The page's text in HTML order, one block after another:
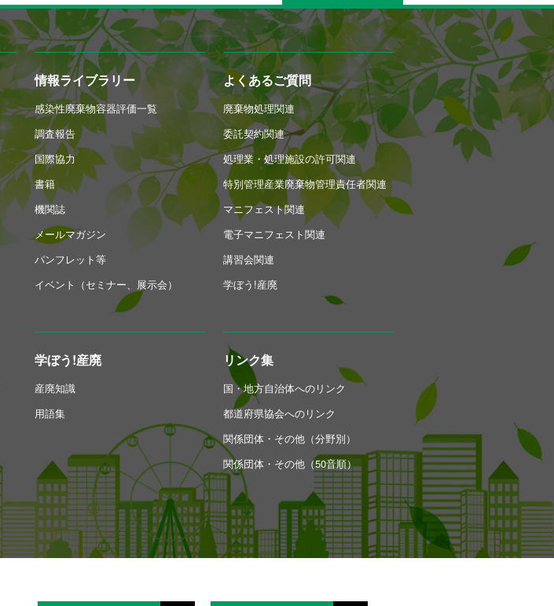
情報ライブラリー
感染性廃棄物容器評価一覧
調査報告
国際協力
書籍
機関誌
メールマガジン
パンフレット等
イベント（セミナー、展示会）
学ぼう!産廃
産廃知識
用語集
よくあるご質問
廃棄物処理関連
委託契約関連
処理業・処理施設の許可関連
特別管理産業廃棄物管理責任者関連
マニフェスト関連
電子マニフェスト関連
講習会関連
学ぼう!産廃
リンク集
国・地方自治体へのリンク
都道府県協会へのリンク
関係団体・その他（分野別）
関係団体・その他（50音順）